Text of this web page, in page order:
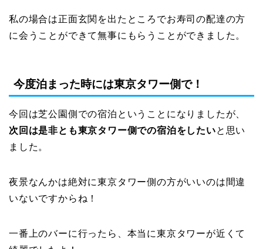
私の場合は正面玄関を出たところでお寿司の配達の方
に会うことができて無事にもらうことができました。
今度泊まった時には東京タワー側で！
今回は芝公園側での宿泊ということになりましたが、
次回は是非とも東京タワー側での宿泊をしたいと思い
ました。
夜景なんかは絶対に東京タワー側の方がいいのは間違
いないですからね！
一番上のバーに行ったら、本当に東京タワーが近くて